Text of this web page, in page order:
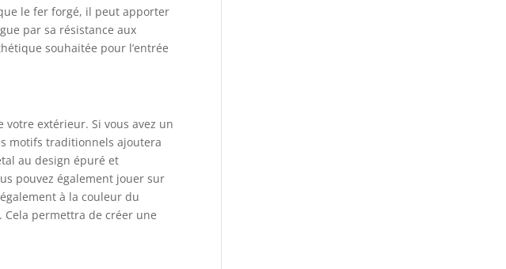
le fer forgé, il peut apporter
par sa résistance aux
souhaitée pour l’entrée
extérieur. Si vous avez un
motifs traditionnels ajoutera
au design épuré et
pouvez également jouer sur
à la couleur du
Cela permettra de créer une